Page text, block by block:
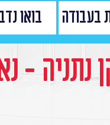
בואו בעבודה
נתניה -